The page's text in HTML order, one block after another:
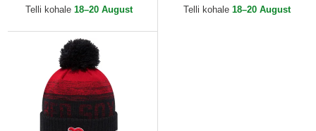
Telli kohale 18–20 August
New Era
Telli kohale 18–20 August